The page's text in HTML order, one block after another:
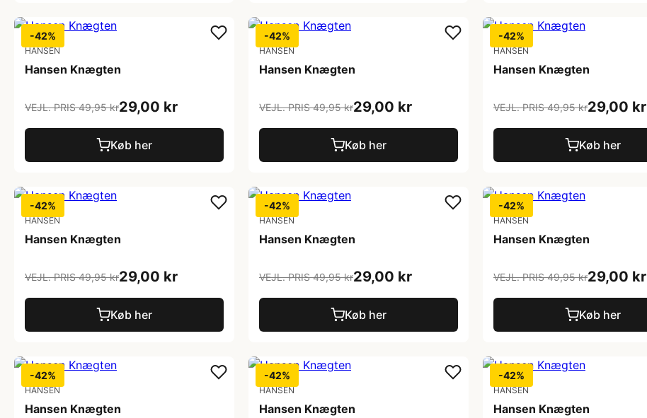
-42%
HANSEN
Hansen Knægten
VEJL. PRIS 49,95 kr29,00 kr
Køb her
-42%
HANSEN
Hansen Knægten
VEJL. PRIS 49,95 kr29,00 kr
Køb her
-42%
HANSEN
Hansen Knægten
VEJL. PRIS 49,95 kr29,00 kr
Køb her
-42%
HANSEN
Hansen Knægten
VEJL. PRIS 49,95 kr29,00 kr
Køb her
-42%
HANSEN
Hansen Knægten
VEJL. PRIS 49,95 kr29,00 kr
Køb her
-42%
HANSEN
Hansen Knægten
VEJL. PRIS 49,95 kr29,00 kr
Køb her
-42%
HANSEN
Hansen Knægten
-42%
HANSEN
Hansen Knægten
-42%
HANSEN
Hansen Knægten